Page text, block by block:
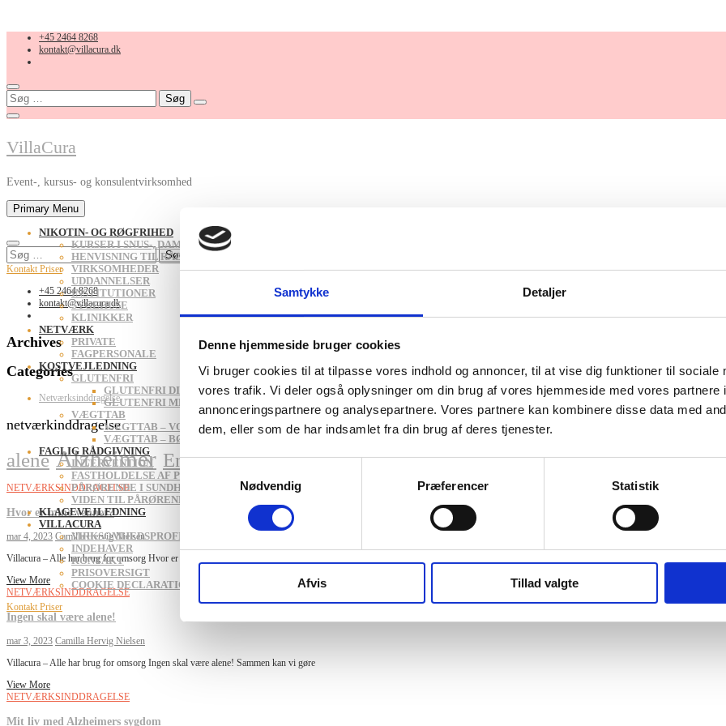
Samtykke Detaljer
Denne hjemmeside bruger cookies
Vi bruger cookies til at tilpasse vores indhold og annoncer, til at vise dig funktioner til sociale
vores trafik. Vi deler også oplysninger om din brug af vores hjemmeside med vores partnere
annonceringspartnere og analysepartnere. Vores partnere kan kombinere disse data med
dem, eller som de har indsamlet fra din brug af deres tjenester.
Samtykkevalg
Nødvendig
Præferencer Statistik
Afvis Tillad valgte
content
+45 2464 8268
kontakt@villacura.dk
Søg
efter:
VillaCura
Event-, kursus- og konsulentvirksomhed
Primary Menu
NIKOTIN- OG RØGFRIHED
KURSER I SNUS-, DAMP- OG RYGESTOP
HENVISNING TIL RÅDGIVNING
VIRKSOMHEDER
UDDANNELSER
INSTITUTIONER
SYGEHUSE
KLINIKKER
NETVÆRK
PRIVATE
FAGPERSONALE
KOSTVEJLEDNING
GLUTENFRI
GLUTENFRI DIÆT – FAMILIER
GLUTENFRI MENU – SPISESTEDER
VÆGTTAB
VÆGTTAB – VOKSNE
VÆGTTAB – BØRN
FAGLIG RÅDGIVNING
INTERVENTION
FASTHOLDELSE AF PERSONALE
PÅRØRENDE I SUNDHEDSVÆSENET
VIDEN TIL PÅRØRENDE
KLAGEVEJLEDNING
VILLACURA
VIRKSOMHEDSPROFIL
INDEHAVER
KONTAKT
PRISOVERSIGT
COOKIE DECLARATION
Kontakt Priser
Søg
efter:
Kontakt Priser
+45 2464 8268
kontakt@villacura.dk
Archives
Categories
Netværksinddragelse
netværkinddragelse
alene Alzheimer Ensomhed netværk netværkinddragelse pårørende
NETVÆRKSINDDRAGELSE
Hvor er mine venner?
mar 4, 2023 Camilla Hervig Nielsen
Villacura – Alle har brug for omsorg Hvor er mine venner? Tilføj din overskrift her
View More
NETVÆRKSINDDRAGELSE
Ingen skal være alene!
mar 3, 2023 Camilla Hervig Nielsen
Villacura – Alle har brug for omsorg Ingen skal være alene! Sammen kan vi gøre
View More
NETVÆRKSINDDRAGELSE
Mit liv med Alzheimers sygdom